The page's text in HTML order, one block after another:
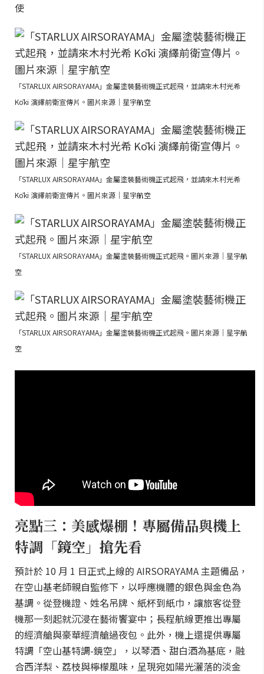
使
「STARLUX AIRSORAYAMA」金屬塗裝藝術機正式起飛，並請來木村光希
Kōki 演繹前衛宣傳片。圖片來源｜星宇航空
「STARLUX AIRSORAYAMA」金屬塗裝藝術機正式起飛，並請來木村光希
Kōki 演繹前衛宣傳片。圖片來源｜星宇航空
「STARLUX AIRSORAYAMA」金屬塗裝藝術機正式起飛。圖片來源｜星宇航
空
「STARLUX AIRSORAYAMA」金屬塗裝藝術機正式起飛。圖片來源｜星宇航
空
亮點三：美感爆棚！專屬備品與機上
特調「鏡空」搶先看
預計於 10 月 1 日正式上線的 AIRSORAYAMA 主題備品，
在空山基老師親自監修下，以呼應機體的銀色與金色為
基調。從登機證、姓名吊牌、紙杯到紙巾，讓旅客從登
機那一刻起就沉浸在藝術饗宴中；長程航線更推出專屬
的經濟艙與豪華經濟艙過夜包。此外，機上還提供專屬
特調「空山基特調-鏡空」，以琴酒、甜白酒為基底，融
合西洋梨、荔枝與檸檬風味，呈現宛如陽光灑落的淡金